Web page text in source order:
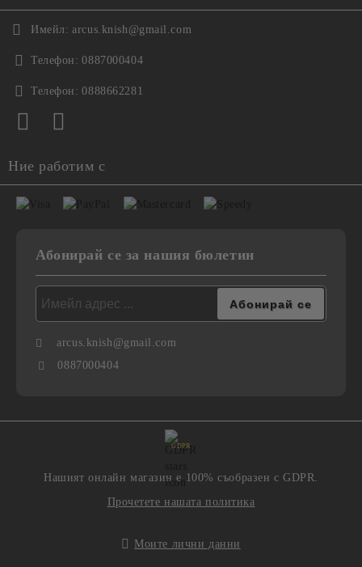
Имейл: arcus.knish@gmail.com
Телефон: 0887000404
Телефон: 0888662281
Ние работим с
Абонирай се за нашия бюлетин
arcus.knish@gmail.com
0887000404
GDPR
Нашият онлайн магазин е 100% съобразен с GDPR.
Прочетете нашата политика
Моите лични данни